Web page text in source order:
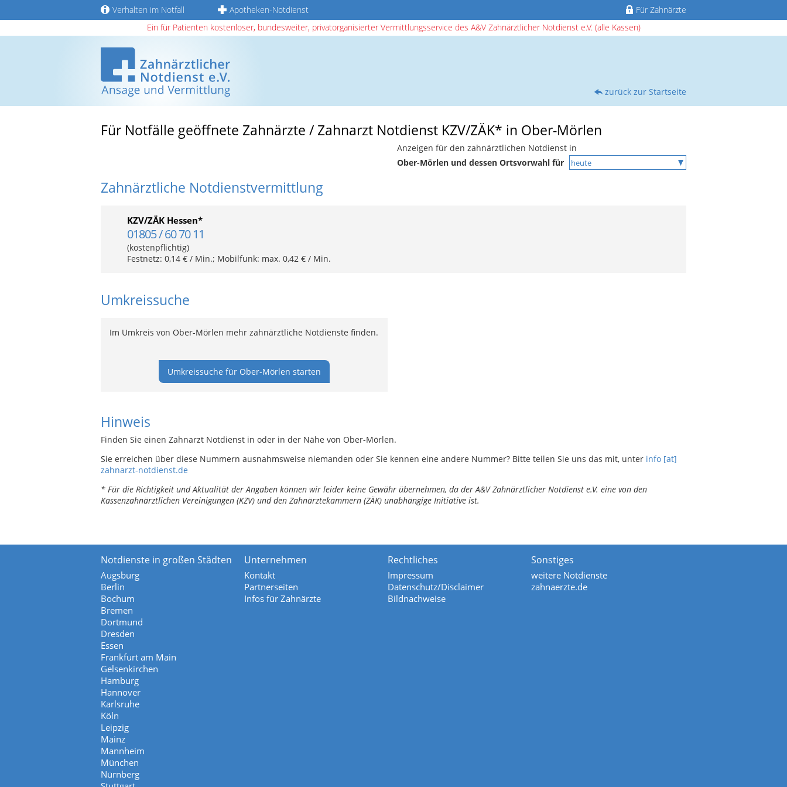
Verhalten im Notfall Apotheken-Notdienst
Für Zahnärzte
Ein für Patienten kostenloser, bundesweiter, privatorganisierter Vermittlungsservice des A&V Zahnärztlicher Notdienst e.V. (alle Kassen)
zurück zur Startseite
Für Notfälle geöffnete Zahnärzte / Zahnarzt Notdienst KZV/ZÄK* in Ober-Mörlen
Anzeigen für den zahnärztlichen Notdienst in
Ober-Mörlen und dessen Ortsvorwahl für
Zahnärztliche Notdienstvermittlung
KZV/ZÄK Hessen*
01805 / 60 70 11
(kostenpflichtig)
Festnetz: 0,14 € / Min.; Mobilfunk: max. 0,42 € / Min.
Umkreissuche
Im Umkreis von Ober-Mörlen mehr zahnärztliche Notdienste finden.
Umkreissuche für Ober-Mörlen starten
Hinweis
Finden Sie einen Zahnarzt Notdienst in oder in der Nähe von Ober-Mörlen.
Sie erreichen über diese Nummern ausnahmsweise niemanden oder Sie kennen eine andere Nummer? Bitte teilen Sie uns das mit, unter info [at]
zahnarzt-notdienst.de
* Für die Richtigkeit und Aktualität der Angaben können wir leider keine Gewähr übernehmen, da der A&V Zahnärztlicher Notdienst e.V. eine von den
Kassenzahnärztlichen Vereinigungen (KZV) und den Zahnärztekammern (ZÄK) unabhängige Initiative ist.
Notdienste in großen Städten
Augsburg
Berlin
Bochum
Bremen
Dortmund
Dresden
Essen
Frankfurt am Main
Gelsenkirchen
Hamburg
Hannover
Karlsruhe
Köln
Leipzig
Mainz
Mannheim
München
Nürnberg
Unternehmen
Kontakt
Partnerseiten
Infos für Zahnärzte
Rechtliches
Impressum
Datenschutz/Disclaimer
Bildnachweise
Sonstiges
weitere Notdienste
zahnaerzte.de